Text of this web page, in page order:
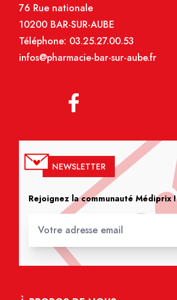
76 Rue nationale
10200 BAR-SUR-AUBE
Téléphone: 03.25.27.00.53
infos@pharmacie-bar-sur-aube.fr
NEWSLETTER
Rejoignez la communauté Médiprix !